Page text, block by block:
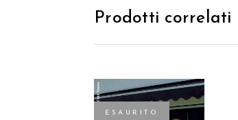
Prodotti correlati
ESAURITO